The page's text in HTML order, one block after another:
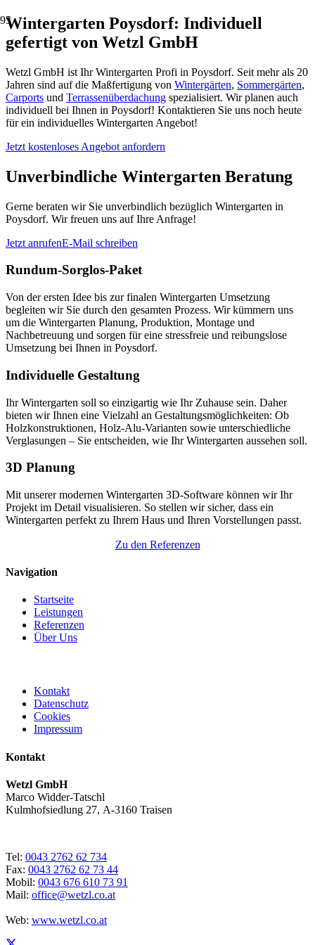
Wintergarten Poysdorf: Individuell
gefertigt von Wetzl GmbH
Wetzl GmbH ist Ihr Wintergarten Profi in Poysdorf. Seit mehr als 20
Jahren sind auf die Maßfertigung von Wintergärten, Sommergärten,
Carports und Terrassenüberdachung spezialisiert. Wir planen auch
individuell bei Ihnen in Poysdorf! Kontaktieren Sie uns noch heute
für ein individuelles Wintergarten Angebot!
Jetzt kostenloses Angebot anfordern
Unverbindliche Wintergarten Beratung
Gerne beraten wir Sie unverbindlich bezüglich Wintergarten in
Poysdorf. Wir freuen uns auf Ihre Anfrage!
Jetzt anrufenE-Mail schreiben
Rundum-Sorglos-Paket
Von der ersten Idee bis zur finalen Wintergarten Umsetzung
begleiten wir Sie durch den gesamten Prozess. Wir kümmern uns
um die Wintergarten Planung, Produktion, Montage und
Nachbetreuung und sorgen für eine stressfreie und reibungslose
Umsetzung bei Ihnen in Poysdorf.
Individuelle Gestaltung
Ihr Wintergarten soll so einzigartig wie Ihr Zuhause sein. Daher
bieten wir Ihnen eine Vielzahl an Gestaltungsmöglichkeiten: Ob
Holzkonstruktionen, Holz-Alu-Varianten sowie unterschiedliche
Verglasungen – Sie entscheiden, wie Ihr Wintergarten aussehen soll.
3D Planung
Mit unserer modernen Wintergarten 3D-Software können wir Ihr
Projekt im Detail visualisieren. So stellen wir sicher, dass ein
Wintergarten perfekt zu Ihrem Haus und Ihren Vorstellungen passt.
Zu den Referenzen
Navigation
Startseite
Leistungen
Referenzen
Über Uns
Kontakt
Datenschutz
Cookies
Impressum
Kontakt
Wetzl GmbH
Marco Widder-Tatschl
Kulmhofsiedlung 27, A-3160 Traisen
Tel: 0043 2762 62 734
Fax: 0043 2762 62 73 44
Mobil: 0043 676 610 73 91
Mail: office@wetzl.co.at
Web: www.wetzl.co.at